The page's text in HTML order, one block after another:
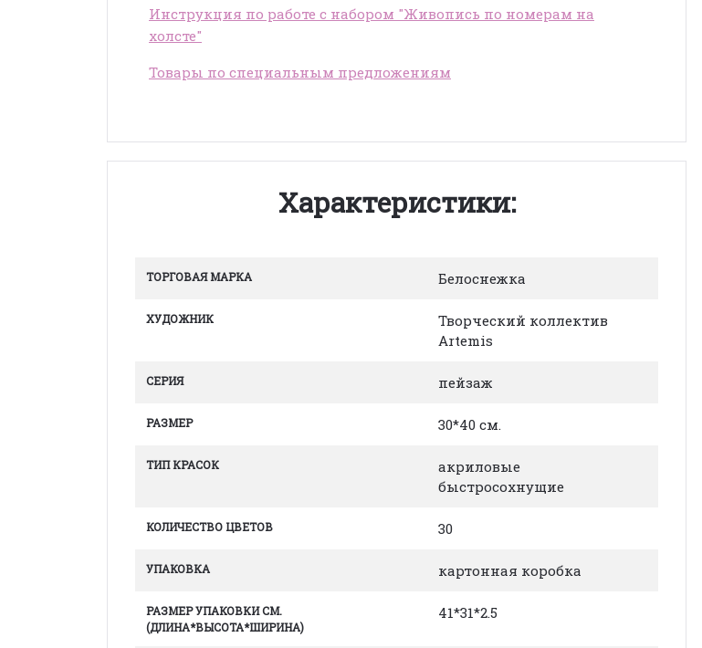
Инструкция по работе с набором "Живопись по номерам на
холсте"
Товары по специальным предложениям
Характеристики:
ТОРГОВАЯ МАРКА Белоснежка
ХУДОЖНИК
Творческий коллектив
Artemis
СЕРИЯ пейзаж
РАЗМЕР 30*40 см.
ТИП КРАСОК
акриловые
быстросохнущие
КОЛИЧЕСТВО ЦВЕТОВ 30
УПАКОВКА картонная коробка
РАЗМЕР УПАКОВКИ СМ.
(ДЛИНА*ВЫСОТА*ШИРИНА)
41*31*2.5